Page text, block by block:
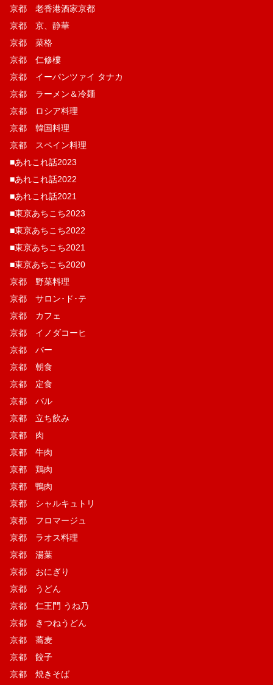
京都 老香港酒家京都
京都 京、静華
京都 菜格
京都 仁修樓
京都 イーパンツァイ タナカ
京都 ラーメン＆冷麺
京都 ロシア料理
京都 韓国料理
京都 スペイン料理
■あれこれ話2023
■あれこれ話2022
■あれこれ話2021
■東京あちこち2023
■東京あちこち2022
■東京あちこち2021
■東京あちこち2020
京都 野菜料理
京都 サロン･ド･テ
京都 カフェ
京都 イノダコーヒ
京都 バー
京都 朝食
京都 定食
京都 バル
京都 立ち飲み
京都 肉
京都 牛肉
京都 鶏肉
京都 鴨肉
京都 シャルキュトリ
京都 フロマージュ
京都 ラオス料理
京都 湯葉
京都 おにぎり
京都 うどん
京都 仁王門 うね乃
京都 きつねうどん
京都 蕎麦
京都 餃子
京都 焼きそば